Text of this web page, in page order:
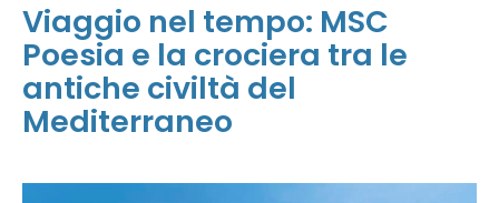
Viaggio nel tempo: MSC
Poesia e la crociera tra le
antiche civiltà del
Mediterraneo